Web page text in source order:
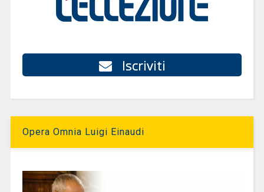
Iscriviti
Opera Omnia Luigi Einaudi